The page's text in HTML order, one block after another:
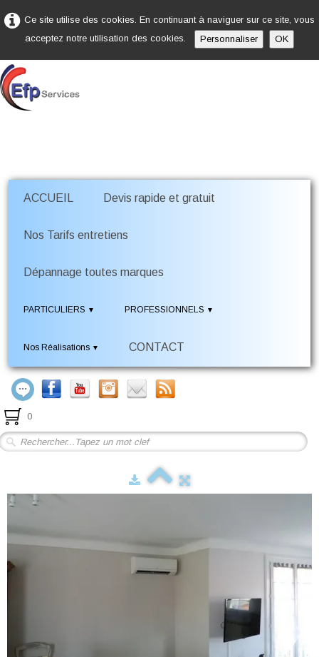
Ce site utilise des cookies. En continuant à naviguer sur ce site, vous
acceptez notre utilisation des cookies.
Personnaliser OK
ACCUEIL Devis rapide et gratuit
Nos Tarifs entretiens
Dépannage toutes marques
PARTICULIERS ▼ PROFESSIONNELS ▼
Nos Réalisations ▼ CONTACT
0